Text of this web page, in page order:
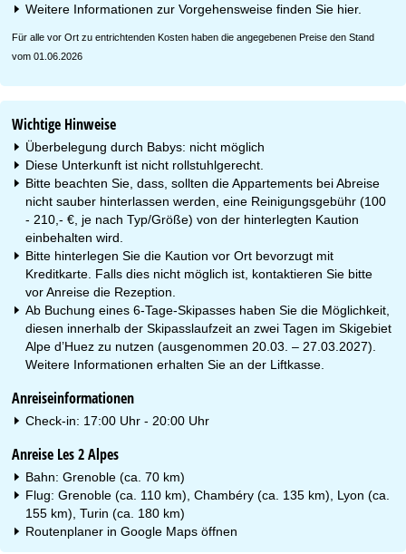
Weitere Informationen zur Vorgehensweise finden Sie hier.
Für alle vor Ort zu entrichtenden Kosten haben die angegebenen Preise den Stand
vom 01.06.2026
Wichtige Hinweise
Überbelegung durch Babys: nicht möglich
Diese Unterkunft ist nicht rollstuhlgerecht.
Bitte beachten Sie, dass, sollten die Appartements bei Abreise
nicht sauber hinterlassen werden, eine Reinigungsgebühr (100
- 210,- €, je nach Typ/Größe) von der hinterlegten Kaution
einbehalten wird.
Bitte hinterlegen Sie die Kaution vor Ort bevorzugt mit
Kreditkarte. Falls dies nicht möglich ist, kontaktieren Sie bitte
vor Anreise die Rezeption.
Ab Buchung eines 6-Tage-Skipasses haben Sie die Möglichkeit,
diesen innerhalb der Skipasslaufzeit an zwei Tagen im Skigebiet
Alpe d’Huez zu nutzen (ausgenommen 20.03. – 27.03.2027).
Weitere Informationen erhalten Sie an der Liftkasse.
Anreiseinformationen
Check-in: 17:00 Uhr - 20:00 Uhr
Anreise Les 2 Alpes
Bahn: Grenoble (ca. 70 km)
Flug: Grenoble (ca. 110 km), Chambéry (ca. 135 km), Lyon (ca.
155 km), Turin (ca. 180 km)
Routenplaner inGoogle Maps öffnen